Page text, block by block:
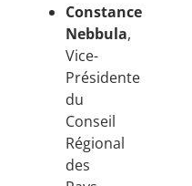
Constance
Nebbula,
Vice-
Présidente
du
Conseil
Régional
des